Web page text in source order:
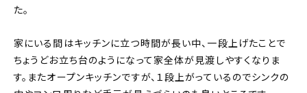
た。
家にいる間はキッチンに立つ時間が長い中、一段上げたことで
ちょうどお立ち台のようになって家全体が見渡しやすくなりま
す。またオープンキッチンですが、１段上がっているのでシンクの